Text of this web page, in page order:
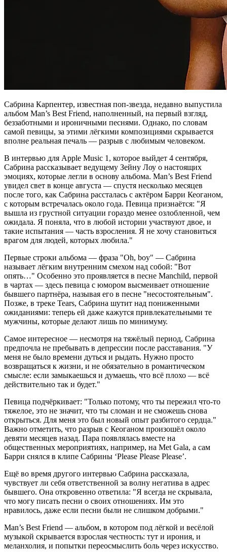
Сабрина Карпентер, известная поп-звезда, недавно выпустила
альбом Man’s Best Friend, наполненный, на первый взгляд,
беззаботными и ироничными песнями. Однако, по словам
самой певицы, за этими лёгкими композициями скрывается
вполне реальная печаль — разрыв с любимым человеком.
В интервью для Apple Music 1, которое выйдет 4 сентября,
Сабрина рассказывает ведущему Зейну Лоу о настоящих
эмоциях, которые легли в основу альбома. Man’s Best Friend
увидел свет в конце августа — спустя несколько месяцев
после того, как Сабрина рассталась с актёром Барри Кеоганом,
с которым встречалась около года. Певица признаётся: "Я
вышла из грустной ситуации гораздо менее озлобленной, чем
ожидала. Я поняла, что в любой истории участвуют двое, и
такие испытания — часть взросления. Я не хочу становиться
врагом для людей, которых любила."
Первые строки альбома — фраза "Oh, boy" — Сабрина
называет лёгким внутренним смехом над собой: "Вот
опять…" Особенно это проявляется в песне Manchild, первой
в чартах — здесь певица с юмором высмеивает отношение
бывшего партнёра, называя его в песне "несостоятельным".
Позже, в треке Tears, Сабрина шутит над пониженными
ожиданиями: теперь ей даже кажутся привлекательными те
мужчины, которые делают лишь по минимуму.
Самое интересное — несмотря на тяжёлый период, Сабрина
предпочла не пребывать в депрессии после расставания. "У
меня не было времени дуться и рыдать. Нужно просто
возвращаться к жизни, и не обязательно в романтическом
смысле: если замыкаешься и думаешь, что всё плохо — всё
действительно так и будет."
Певица подчёркивает: "Только потому, что ты пережил что-то
тяжелое, это не значит, что ты сломан и не сможешь снова
открыться. Для меня это был новый опыт разбитого сердца."
Важно отметить, что разрыв с Кеоганом произошёл около
девяти месяцев назад. Пара появлялась вместе на
общественных мероприятиях, например, на Met Gala, а сам
Барри снялся в клипе Сабрины ‘Please Please Please’.
Ещё во время другого интервью Сабрина рассказала,
чувствует ли себя ответственной за волну негатива в адрес
бывшего. Она откровенно ответила: "Я всегда не скрывала,
что могу писать песни о своих отношениях. Им это
нравилось, даже если песни были не слишком добрыми."
Man’s Best Friend — альбом, в котором под лёгкой и весёлой
музыкой скрывается взрослая честность: тут и ирония, и
меланхолия, и попытки переосмыслить боль через искусство.